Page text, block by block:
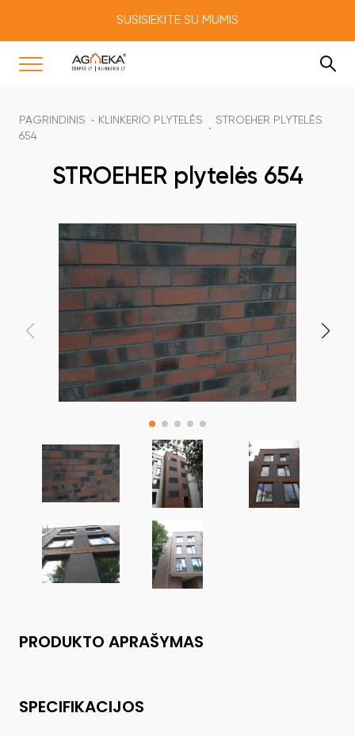
SUSISIEKITE SU MUMIS
PAGRINDINIS KLINKERIO PLYTELĖS
STROEHER PLYTELĖS
654
STROEHER plytelės 654
PRODUKTO APRAŠYMAS
SPECIFIKACIJOS